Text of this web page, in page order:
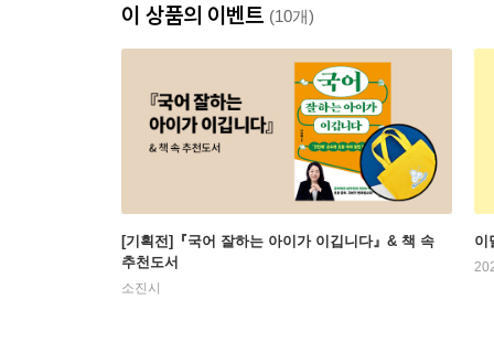
이 상품의 이벤트 (10개)
[기획전]『국어 잘하는 아이가 이깁니다』& 책 속
추천도서
소진시
이